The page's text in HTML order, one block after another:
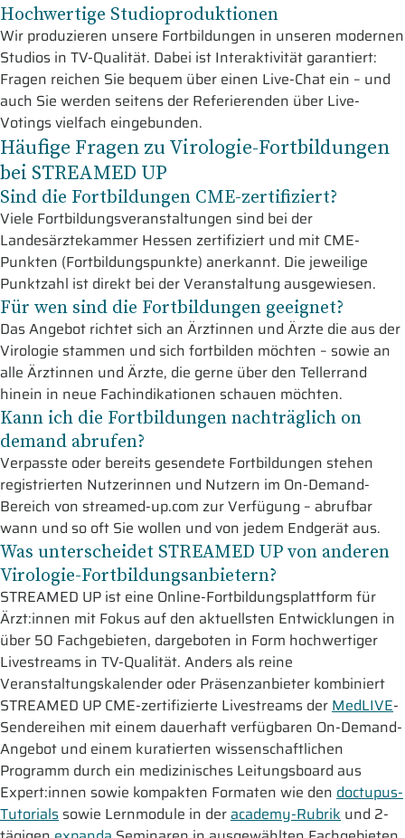
Hochwertige Studioproduktionen
Wir produzieren unsere Fortbildungen in unseren modernen
Studios in TV-Qualität. Dabei ist Interaktivität garantiert:
Fragen reichen Sie bequem über einen Live-Chat ein – und
auch Sie werden seitens der Referierenden über Live-
Votings vielfach eingebunden.
Häufige Fragen zu Virologie-Fortbildungen
bei STREAMED UP
Sind die Fortbildungen CME-zertifiziert?
Viele Fortbildungsveranstaltungen sind bei der
Landesärztekammer Hessen zertifiziert und mit CME-
Punkten (Fortbildungspunkte) anerkannt. Die jeweilige
Punktzahl ist direkt bei der Veranstaltung ausgewiesen.
Für wen sind die Fortbildungen geeignet?
Das Angebot richtet sich an Ärztinnen und Ärzte die aus der
Virologie stammen und sich fortbilden möchten – sowie an
alle Ärztinnen und Ärzte, die gerne über den Tellerrand
hinein in neue Fachindikationen schauen möchten.
Kann ich die Fortbildungen nachträglich on
demand abrufen?
Verpasste oder bereits gesendete Fortbildungen stehen
registrierten Nutzerinnen und Nutzern im On-Demand-
Bereich von streamed-up.com zur Verfügung – abrufbar
wann und so oft Sie wollen und von jedem Endgerät aus.
Was unterscheidet STREAMED UP von anderen
Virologie-Fortbildungsanbietern?
STREAMED UP ist eine Online-Fortbildungsplattform für
Ärzt:innen mit Fokus auf den aktuellsten Entwicklungen in
über 50 Fachgebieten, dargeboten in Form hochwertiger
Livestreams in TV-Qualität. Anders als reine
Veranstaltungskalender oder Präsenzanbieter kombiniert
STREAMED UP CME-zertifizierte Livestreams derMedLIVE-
Sendereihen mit einem dauerhaft verfügbaren On-Demand-
Angebot und einem kuratierten wissenschaftlichen
Programm durch ein medizinisches Leitungsboard aus
Expert:innen sowie kompakten Formaten wie den doctupus-
Tutorials sowie Lernmodule in deracademy-Rubrik und 2-